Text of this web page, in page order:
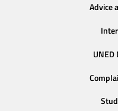
Advice